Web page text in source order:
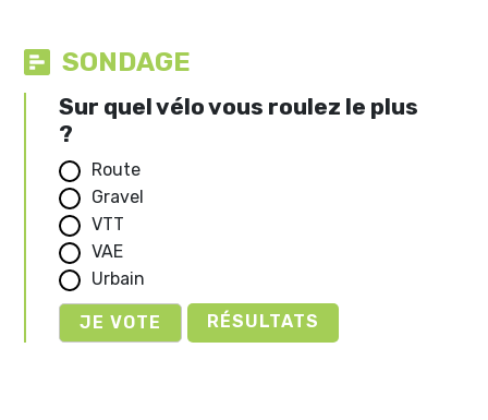
SONDAGE
Sur quel vélo vous roulez le plus
?
Route
Gravel
VTT
VAE
Urbain
RÉSULTATS